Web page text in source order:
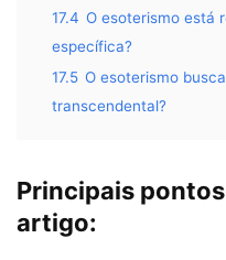
17.4 O esoterismo está
específica?
17.5 O esoterismo
transcendental?
Principais
artigo: